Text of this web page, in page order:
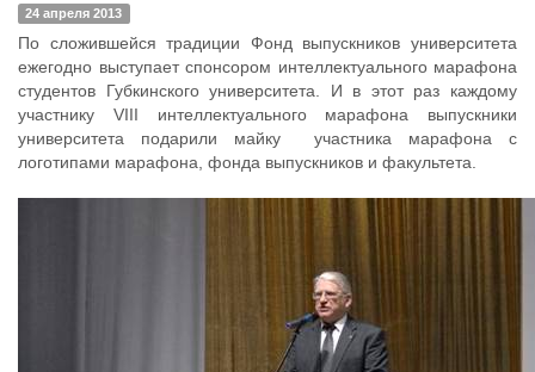
24 апреля 2013
По сложившейся традиции Фонд выпускников университета
ежегодно выступает спонсором интеллектуального марафона
студентов Губкинского университета. И в этот раз каждому
участнику VIII интеллектуального марафона выпускники
университета подарили майку участника марафона с
логотипами марафона, фонда выпускников и факультета.